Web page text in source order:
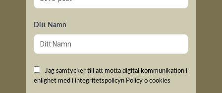
Ditt Namn
Jag samtycker till att motta digital kommunikation i
enlighet med i integritetspolicyn Policy o cookies